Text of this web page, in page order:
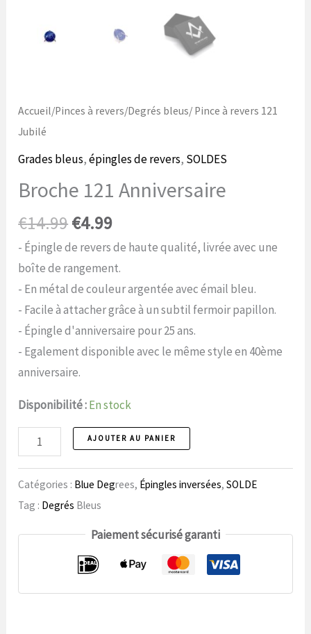
Accueil/Pinces à revers/Degrés bleus/ Pince à revers 121
Jubilé
Grades bleus,épingles de revers, SOLDES
Broche 121 Anniversaire
€14.99Le
prix
initial
était
de
14,99
€.
€4.99Le
prix
actuel
est
de
4,99
€.
- Épingle de revers de haute qualité, livrée avec une
boîte de rangement.
- En métal de couleur argentée avec émail bleu.
- Facile à attacher grâce à un subtil fermoir papillon.
- Épingle d'anniversaire pour 25 ans.
- Egalement disponible avec le même style en 40ème
anniversaire.
Disponibilité :En stock
Broche
121
Numéro
anniversaire
AJOUTER AU PANIER
Catégories : Blue Degrees, Épingles inversées,SOLDE
Tag : Degrés Bleus
Paiement sécurisé garanti